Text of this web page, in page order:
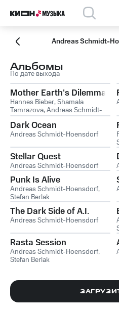
Andreas Schmidt-
Альбомы
По дате выхода
Mother Earth's Dilemma
Hannes Bieber,Shamala
Tamrazova,Andreas Schmidt-
Hoensdorf
Dark Ocean
Andreas Schmidt-Hoensdorf
Stellar Quest
Andreas Schmidt-Hoensdorf
Punk Is Alive
Andreas Schmidt-Hoensdorf,
Stefan Berlak
The Dark Side of A.I.
Andreas Schmidt-Hoensdorf
Rasta Session
Andreas Schmidt-Hoensdorf,
Stefan Berlak